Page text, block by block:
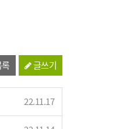
글쓰기
22.11.17